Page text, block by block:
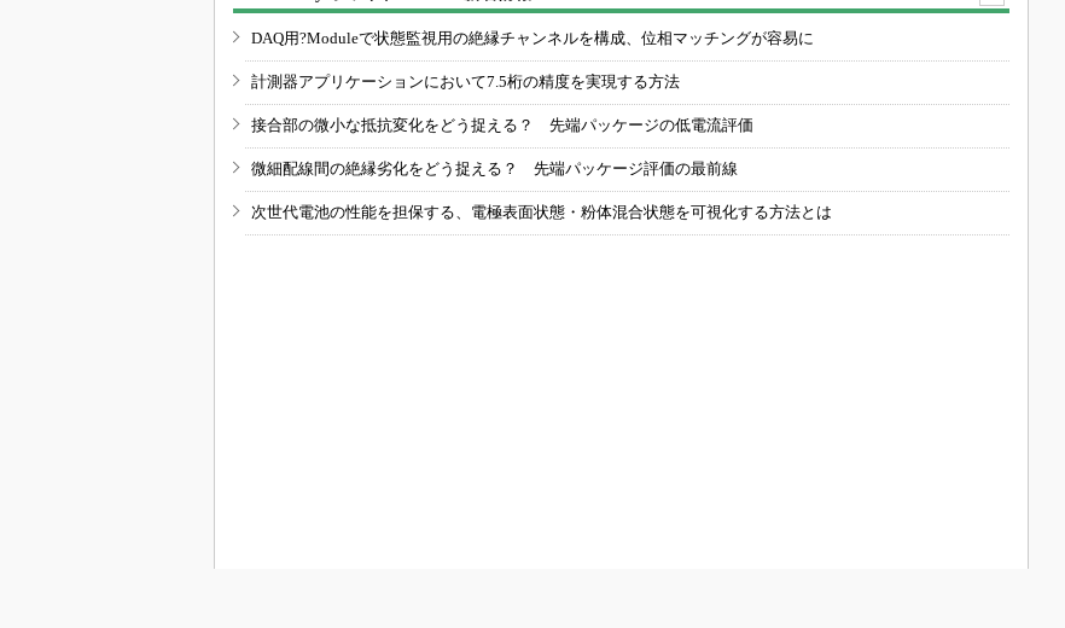
DAQ用?Moduleで状態監視用の絶縁チャンネルを構成、位相マッチングが容易に
計測器アプリケーションにおいて7.5桁の精度を実現する方法
接合部の微小な抵抗変化をどう捉える？ 先端パッケージの低電流評価
微細配線間の絶縁劣化をどう捉える？ 先端パッケージ評価の最前線
次世代電池の性能を担保する、電極表面状態・粉体混合状態を可視化する方法とは